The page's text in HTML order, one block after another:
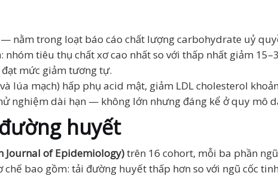
— nằm trong loạt báo cáo chất lượng carbohydrate uỷ
tiêu thụ chất xơ cao nhất so với thấp nhất giảm
mức giảm tương tự.
lúa mạch) hấp phụ acid mật, giảm LDL cholesterol
nghiệm dài hạn — không lớn nhưng đáng kể ở quy mô
huyết
Journal of Epidemiology)trên 16 cohort, mỗi ba phần
bao gồm: tải đường huyết thấp hơn so với ngũ cốc